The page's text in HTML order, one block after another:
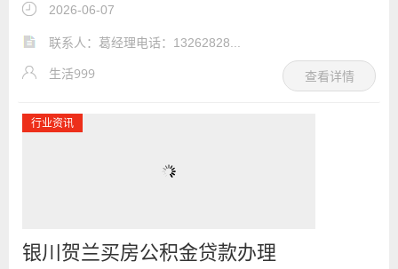
2026-06-07
联系人：葛经理电话：13262828...
生活999 查看详情
行业资讯
银川贺兰买房公积金贷款办理